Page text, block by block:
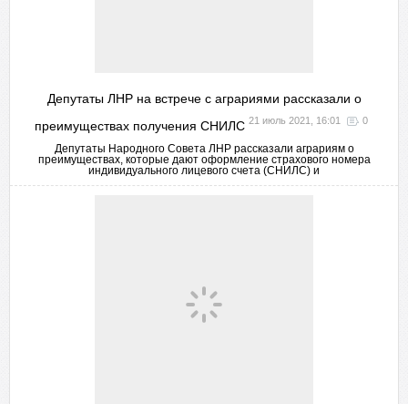
Депутаты ЛНР на встрече с аграриями рассказали о
преимуществах получения СНИЛС 21 июль 2021, 16:01 0
Депутаты Народного Совета ЛНР рассказали аграриям о
преимуществах, которые дают оформление страхового номера
индивидуального лицевого счета (СНИЛС) и